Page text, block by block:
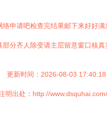
申请吧检查完结果邮下来好好
分齐人除变请主层留意窗口核
更新时间：2026-08-03 17:40:18
明出处：http://